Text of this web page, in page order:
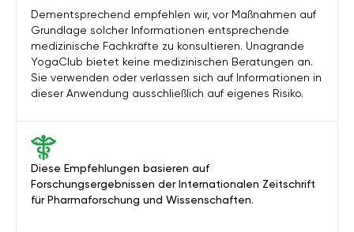
Diese Empfehlungen basieren auf
Forschungsergebnissen der Internationalen Zeitschrift
für Pharmaforschung und Wissenschaften.
Dementsprechend empfehlen wir, vor Maßnahmen auf
Grundlage solcher Informationen entsprechende
medizinische Fachkräfte zu konsultieren. Unagrande
YogaClub bietet keine medizinischen Beratungen an.
Sie verwenden oder verlassen sich auf Informationen in
dieser Anwendung ausschließlich auf eigenes Risiko.